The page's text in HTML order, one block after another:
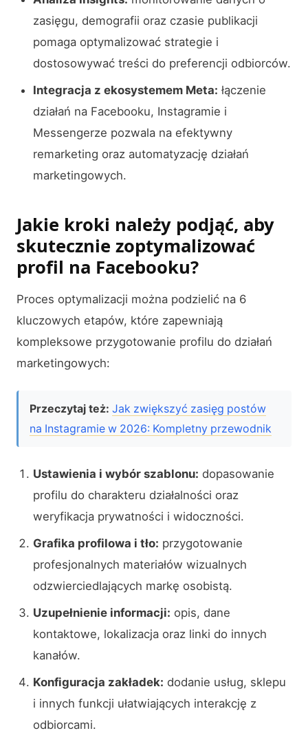
zasięgu, demografii oraz czasie publikacji
pomaga optymalizować strategie i
dostosowywać treści do preferencji odbiorców.
Integracja z ekosystemem Meta: łączenie
działań na Facebooku, Instagramie i
Messengerze pozwala na efektywny
remarketing oraz automatyzację działań
marketingowych.
Jakie kroki należy podjąć, aby
skutecznie zoptymalizować
profil na Facebooku?
Proces optymalizacji można podzielić na 6
kluczowych etapów, które zapewniają
kompleksowe przygotowanie profilu do działań
marketingowych:
Przeczytaj też: Jak zwiększyć zasięg postów
na Instagramie w 2026: Kompletny przewodnik
Ustawienia i wybór szablonu: dopasowanie
profilu do charakteru działalności oraz
weryfikacja prywatności i widoczności.
Grafika profilowa i tło: przygotowanie
profesjonalnych materiałów wizualnych
odzwierciedlających markę osobistą.
Uzupełnienie informacji: opis, dane
kontaktowe, lokalizacja oraz linki do innych
kanałów.
Konfiguracja zakładek: dodanie usług, sklepu
i innych funkcji ułatwiających interakcję z
odbiorcami.